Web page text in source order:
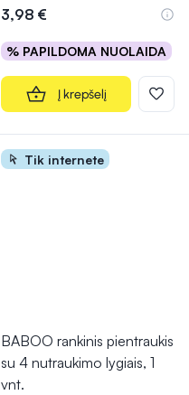
3,98 €
% PAPILDOMA NUOLAIDA
Į krepšelį
Tik internete
BABOO rankinis pientraukis
su 4 nutraukimo lygiais, 1
vnt.